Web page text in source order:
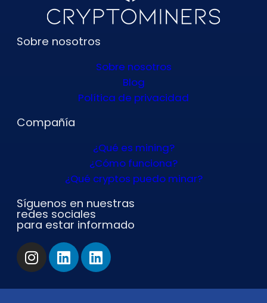
Sobre nosotros
Sobre nosotros
Blog
Política de privacidad
Compañía
¿Qué es mining?
¿Cómo funciona?
¿Qué cryptos puedo minar?
Síguenos en nuestras
redes sociales
para estar informado